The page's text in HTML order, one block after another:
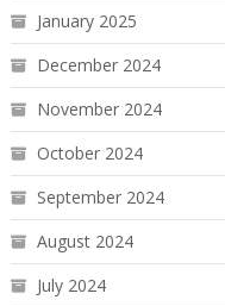
January 2025
December 2024
November 2024
October 2024
September 2024
August 2024
July 2024